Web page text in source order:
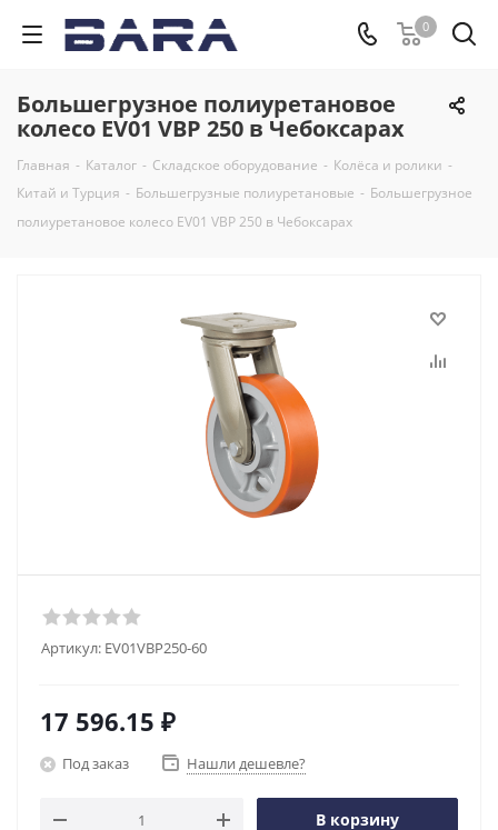
0
Большегрузное полиуретановое
колесо EV01 VBP 250 в Чебоксарах
Главная - Каталог - Складское оборудование - Колёса и ролики -
Китай и Турция - Большегрузные полиуретановые - Большегрузное
полиуретановое колесо EV01 VBP 250 в Чебоксарах
Артикул: EV01VBP250-60
17 596.15 ₽
Под заказ Нашли дешевле?
В корзину